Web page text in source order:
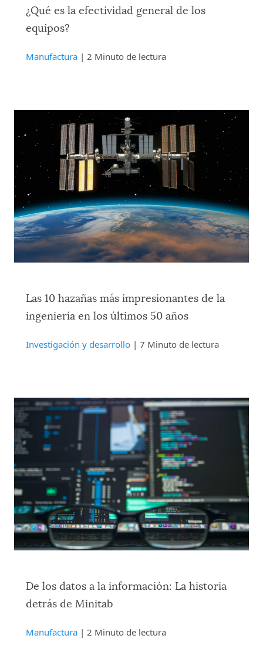
¿Qué es la efectividad general de los
equipos?
Manufactura | 2 Minuto de lectura
Las 10 hazañas más impresionantes de la
ingeniería en los últimos 50 años
Investigación y desarrollo | 7 Minuto de lectura
De los datos a la información: La historia
detrás de Minitab
Manufactura | 2 Minuto de lectura